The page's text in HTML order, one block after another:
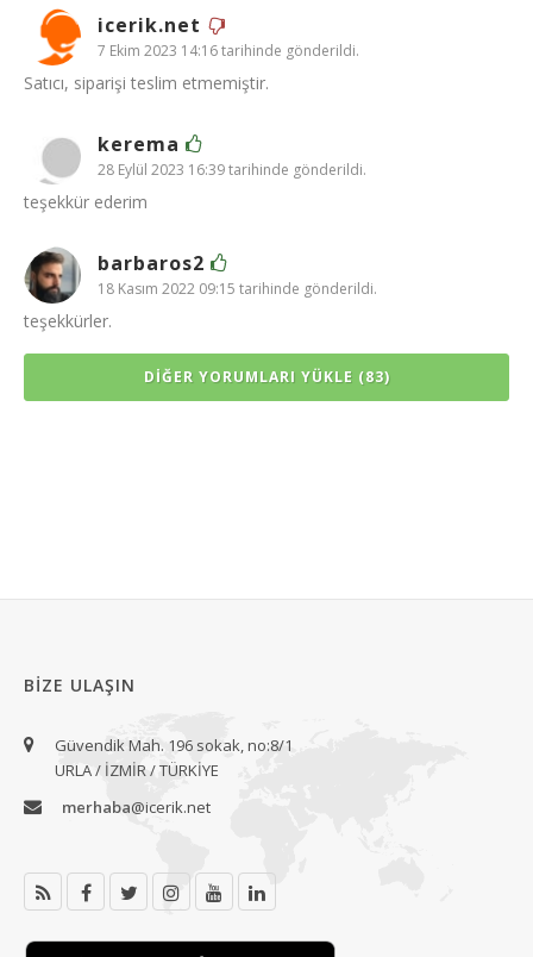
icerik.net
7 Ekim 2023 14:16 tarihinde gönderildi.
Satıcı, siparişi teslim etmemiştir.
kerema
28 Eylül 2023 16:39 tarihinde gönderildi.
teşekkür ederim
barbaros2
18 Kasım 2022 09:15 tarihinde gönderildi.
teşekkürler.
DIĞER YORUMLARI YÜKLE (83)
BIZE ULAŞIN
Güvendik Mah. 196 sokak, no:8/1
URLA / İZMİR / TÜRKİYE
merhaba@icerik.net